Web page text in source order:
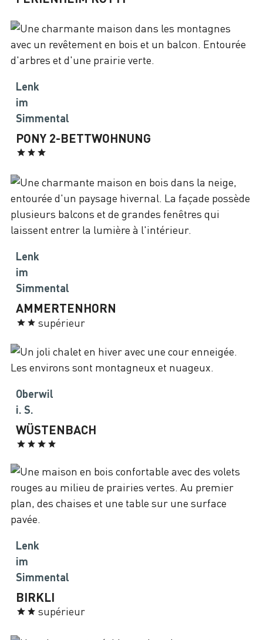
Lenk
im
Simmental
PONY 2-BETTWOHNUNG
Lenk
im
Simmental
AMMERTENHORN
supérieur
Oberwil
i. S.
WÜSTENBACH
Lenk
im
Simmental
BIRKLI
supérieur